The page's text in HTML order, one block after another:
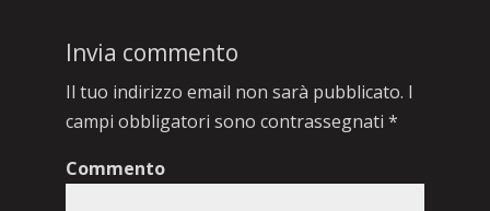
Invia commento
Il tuo indirizzo email non sarà pubblicato. I
campi obbligatori sono contrassegnati *
Commento